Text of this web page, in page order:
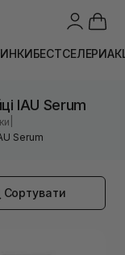
БЕСТСЕЛЕРИ
IAU Serum
Serum
Сортувати